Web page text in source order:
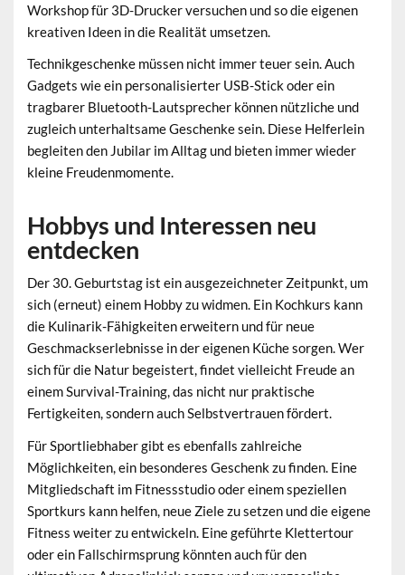
Workshop für 3D-Drucker versuchen und so die eigenen
kreativen Ideen in die Realität umsetzen.
Technikgeschenke müssen nicht immer teuer sein. Auch
Gadgets wie ein personalisierter USB-Stick oder ein
tragbarer Bluetooth-Lautsprecher können nützliche und
zugleich unterhaltsame Geschenke sein. Diese Helferlein
begleiten den Jubilar im Alltag und bieten immer wieder
kleine Freudenmomente.
Hobbys und Interessen neu
entdecken
Der 30. Geburtstag ist ein ausgezeichneter Zeitpunkt, um
sich (erneut) einem Hobby zu widmen. Ein Kochkurs kann
die Kulinarik-Fähigkeiten erweitern und für neue
Geschmackserlebnisse in der eigenen Küche sorgen. Wer
sich für die Natur begeistert, findet vielleicht Freude an
einem Survival-Training, das nicht nur praktische
Fertigkeiten, sondern auch Selbstvertrauen fördert.
Für Sportliebhaber gibt es ebenfalls zahlreiche
Möglichkeiten, ein besonderes Geschenk zu finden. Eine
Mitgliedschaft im Fitnessstudio oder einem speziellen
Sportkurs kann helfen, neue Ziele zu setzen und die eigene
Fitness weiter zu entwickeln. Eine geführte Klettertour
oder ein Fallschirmsprung könnten auch für den